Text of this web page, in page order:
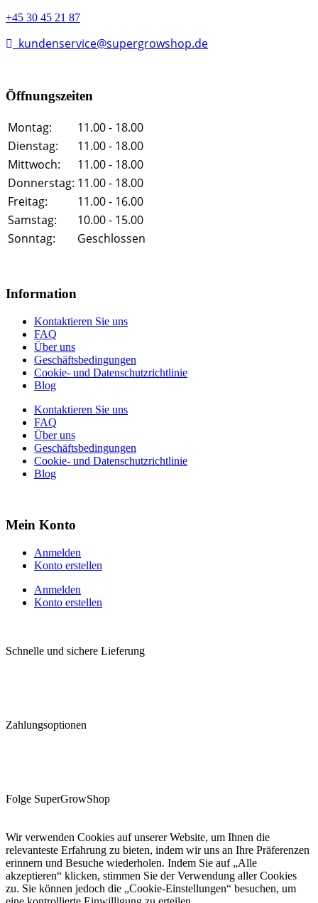
+45 30 45 21 87
kundenservice@supergrowshop.de
Öffnungszeiten
Montag:
11.00 - 18.00
Dienstag:
11.00 - 18.00
Mittwoch:
11.00 - 18.00
Donnerstag: 11.00 - 18.00
Freitag:
11.00 - 16.00
Samstag:
10.00 - 15.00
Sonntag:
Geschlossen
Information
Kontaktieren Sie uns
FAQ
Über uns
Geschäftsbedingungen
Cookie- und Datenschutzrichtlinie
Blog
Kontaktieren Sie uns
FAQ
Über uns
Geschäftsbedingungen
Cookie- und Datenschutzrichtlinie
Blog
Mein Konto
Anmelden
Konto erstellen
Anmelden
Konto erstellen
Schnelle und sichere Lieferung
Zahlungsoptionen
Folge SuperGrowShop
Wir verwenden Cookies auf unserer Website, um Ihnen die
relevanteste Erfahrung zu bieten, indem wir uns an Ihre Präferenzen
erinnern und Besuche wiederholen. Indem Sie auf „Alle
akzeptieren“ klicken, stimmen Sie der Verwendung aller Cookies
zu. Sie können jedoch die „Cookie-Einstellungen“ besuchen, um